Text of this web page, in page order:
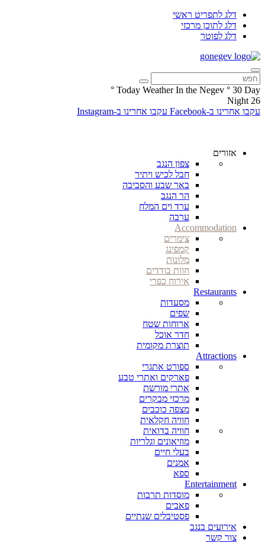
דלג לתפריט ראשי
דלג לתוכן מרכזי
דלג לפוטר
Today Weather In the Negev ° 30 Day
°
26
Night
עקבו אחרינו ב-Facebook
עקבו אחרינו ב-Instagram
אזורים
צפון הנגב
חבל לכיש ויתיר
באר שבע והסביבה
הר הנגב
ערד וים המלח
ערבה
Accommodation
צימרים
קמפינג
מלונות
חוות בודדים
אירוח כפרי
Restaurants
מסעדות
שפים
ארוחות שטח
חדר אוכל
תוצרת מקומית
Attractions
ספורט אתגרי
פארקים ואתרי טבע
אתרי מורשת
מרכזי מבקרים
מצפה כוכבים
חוויה חקלאית
חוויה בדואית
מוזיאונים וגלריות
בעלי חיים
אמנים
ספא
Entertainment
מוסדות תרבות
פאבים
פסטיבלים שנתיים
אירועים בנגב
צור קשר